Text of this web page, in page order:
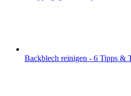
Backblech reinigen - 6 Tipps &